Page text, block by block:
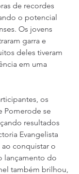
de recordes
o potencial
Os jovens
garra e
deles tiveram
em uma
os
Pomerode se
resultados
Evangelista
ao conquistar o
lançamento do
também brilhou,